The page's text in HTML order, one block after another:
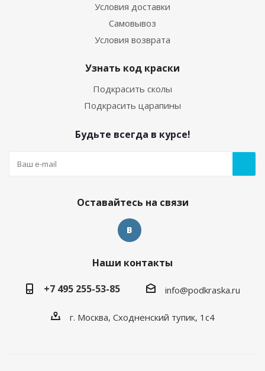
Условия доставки
Самовывоз
Условия возврата
Узнать код краски
Подкрасить сколы
Подкрасить царапины
Будьте всегда в курсе!
Оставайтесь на связи
Наши контакты
+7 495 255-53-85
info@podkraska.ru
г. Москва, Сходненский тупик, 1с4